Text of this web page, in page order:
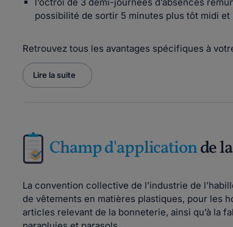
possibilité de sortir 5 minutes plus tôt midi
Retrouvez tous les avantages spécifiques à
Lire la suite
Champ d'applicationde
La convention collective de l’industrie de
de vêtements en matières plastiques, pour les
articles relevant de la bonneterie, ainsi qu’à la